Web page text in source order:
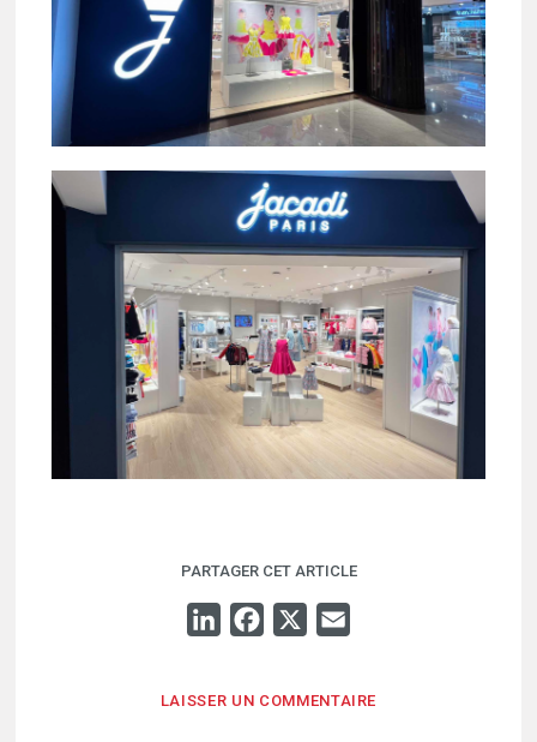
PARTAGER CET ARTICLE
LINKEDINFACEBOOK
LAISSER UN COMMENTAIRE